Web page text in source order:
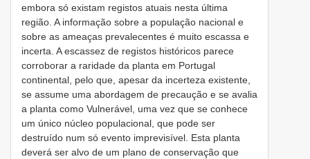
embora só existam registos atuais nesta última
região. A informação sobre a população nacional e
sobre as ameaças prevalecentes é muito escassa e
incerta. A escassez de registos históricos parece
corroborar a raridade da planta em Portugal
continental, pelo que, apesar da incerteza existente,
se assume uma abordagem de precaução e se avalia
a planta como Vulnerável, uma vez que se conhece
um único núcleo populacional, que pode ser
destruído num só evento imprevisível. Esta planta
deverá ser alvo de um plano de conservação que